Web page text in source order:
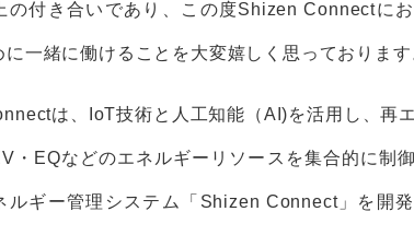
の付き合いであり、この度Shizen Connectに
に一緒に働けることを大変嬉しく思っております
は、IoT技術と人工知能（AI)を活用し、再
・EQなどのエネルギーリソースを集合的に制
ルギー管理システム「Shizen Connect」を開